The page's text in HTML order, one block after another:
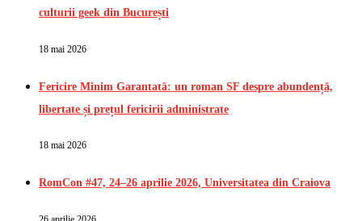
culturii geek din București
18 mai 2026
Fericire Minim Garantată: un roman SF despre abundență,
libertate și prețul fericirii administrate
18 mai 2026
RomCon #47, 24–26 aprilie 2026, Universitatea din Craiova